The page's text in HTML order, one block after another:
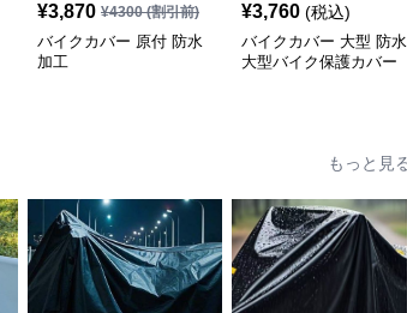
¥3,870 ¥4300(割引前)
バイクカバー 原付 防水
加工
¥3,760 (税込)
バイクカバー 大型 防水
大型バイク保護カバー
もっと見